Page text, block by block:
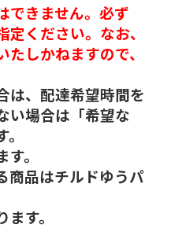
できません。必ず
定ください。なお、
しかねますので、
、配達希望時間を
い場合は「希望な
。
商品はチルドゆうパ
す。